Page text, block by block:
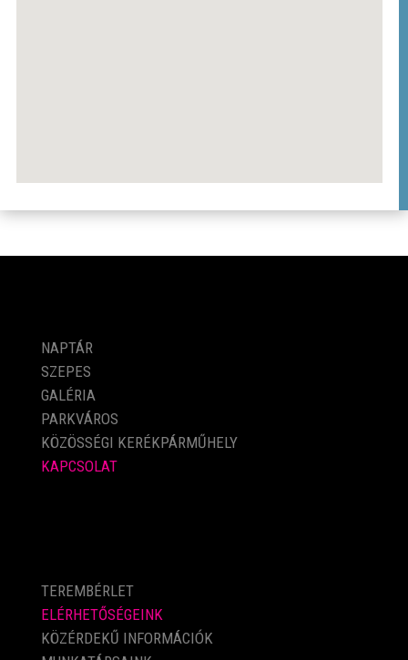
NAPTÁR
SZEPES
GALÉRIA
PARKVÁROS
KÖZÖSSÉGI KERÉKPÁRMŰHELY
KAPCSOLAT
TEREMBÉRLET
ELÉRHETŐSÉGEINK
KÖZÉRDEKŰ INFORMÁCIÓK